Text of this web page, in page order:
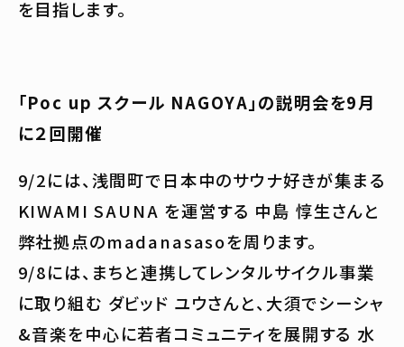
を目指します。
「Poc up スクール NAGOYA」の説明会を9月
に２回開催
9/2には、浅間町で日本中のサウナ好きが集まる
KIWAMI SAUNA を運営する 中島 惇生さんと
弊社拠点のmadanasasoを周ります。
9/8には、まちと連携してレンタルサイクル事業
に取り組む ダビッド ユウさんと、大須でシーシャ
&音楽を中心に若者コミュニティを展開する 水